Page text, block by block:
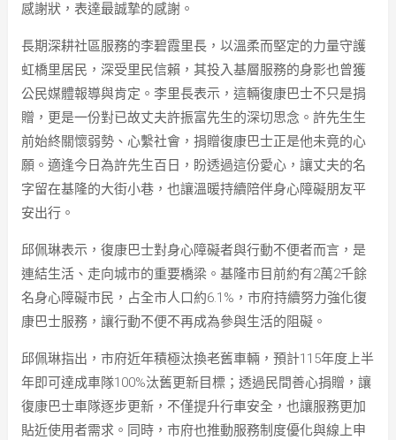
感謝狀，表達最誠摯的感謝。
長期深耕社區服務的李碧霞里長，以溫柔而堅定的力量守護
虹橋里居民，深受里民信賴，其投入基層服務的身影也曾獲
公民媒體報導與肯定。李里長表示，這輛復康巴士不只是捐
贈，更是一份對已故丈夫許振富先生的深切思念。許先生生
前始終關懷弱勢、心繫社會，捐贈復康巴士正是他未竟的心
願。適逢今日為許先生百日，盼透過這份愛心，讓丈夫的名
字留在基隆的大街小巷，也讓溫暖持續陪伴身心障礙朋友平
安出行。
邱佩琳表示，復康巴士對身心障礙者與行動不便者而言，是
連結生活、走向城市的重要橋梁。基隆市目前約有2萬2千餘
名身心障礙市民，占全市人口約6.1%，市府持續努力強化復
康巴士服務，讓行動不便不再成為參與生活的阻礙。
邱佩琳指出，市府近年積極汰換老舊車輛，預計115年度上半
年即可達成車隊100%汰舊更新目標；透過民間善心捐贈，讓
復康巴士車隊逐步更新，不僅提升行車安全，也讓服務更加
貼近使用者需求。同時，市府也推動服務制度優化與線上申